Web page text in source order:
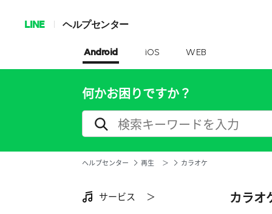
LINE ヘルプセンター
Android iOS WEB
何かお困りですか？
ヘルプセンター 再生 ＞ カラオケ​
サービス ＞ カラオ